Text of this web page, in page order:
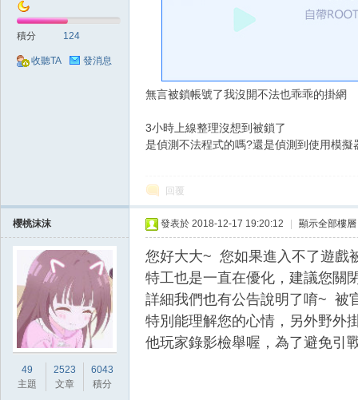
積分 124
收聽TA 發消息
無言被鎖帳號了我沒開不法也乖乖的掛網
3小時上線整理沒想到被鎖了
是偵測不法程式的嗎?還是偵測到使用模擬
回覆
櫻桃沫沫
49
主題
2523
文章
6043
積分
發表於 2018-12-17 19:20:12 顯示全部樓層
您好大大~ 您如果進入不了遊戲
特工也是一直在優化，建議您關
詳細我們也有公告說明了唷~ 被
特別能理解您的心情，另外野外
他玩家錄影檢舉喔，為了避免引